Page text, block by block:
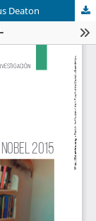
Deaton